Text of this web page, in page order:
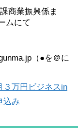
商業振興係ま
ムにて
（●を＠に
３万円ビジネスin
込み